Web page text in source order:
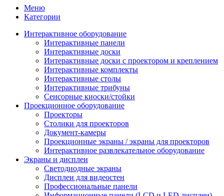
Меню
Категории
Интерактивное оборудование
Интерактивные панели
Интерактивные доски
Интерактивные доски с проектором и креплением
Интерактивные комплекты
Интерактивные столы
Интерактивные трибуны
Сенсорные киоски/стойки
Проекционное оборудование
Проекторы
Столики для проекторов
Документ-камеры
Проекционные экраны / экраны для проекторов
Интерактивное развлекательное оборудование
Экраны и дисплеи
Светодиодные экраны
Дисплеи для видеостен
Профессиональные панели